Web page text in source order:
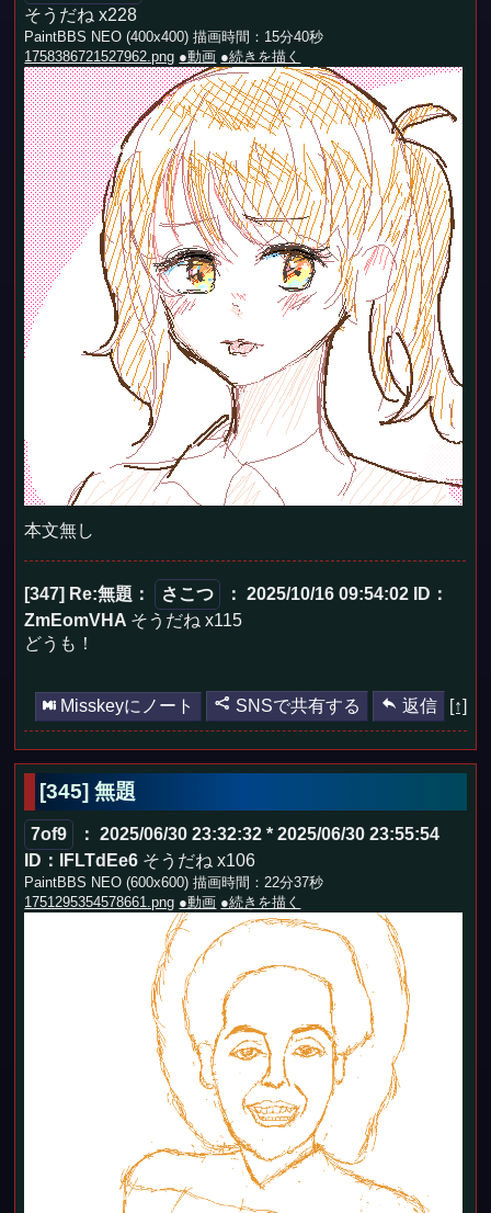
そうだね x228
PaintBBS NEO (400x400) 描画時間：15分40秒
1758386721527962.png ●動画 ●続きを描く
本文無し
[347] Re:無題 ： さこつ ： 2025/10/16 09:54:02
ID：
ZmEomVHA そうだね x115
どうも！
Misskeyにノート SNSで共有する 返信 [↑]
[345] 無題
7of9
： 2025/06/30 23:32:32 * 2025/06/30 23:55:54
ID：IFLTdEe6 そうだね x106
PaintBBS NEO (600x600) 描画時間：22分37秒
1751295354578661.png ●動画 ●続きを描く